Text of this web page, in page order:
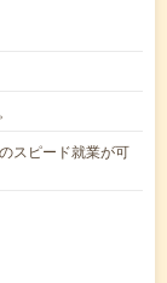
スピード就業が可